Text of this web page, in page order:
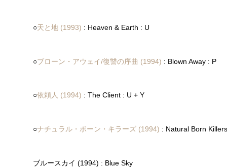
○天と地 (1993) : Heaven & Earth : U
○ブローン・アウェイ/復讐の序曲 (1994) : Blown Away : P
○依頼人 (1994) : The Client : U + Y
○ナチュラル・ボーン・キラーズ (1994) : Natural Born
ブルースカイ (1994) : Blue Sky